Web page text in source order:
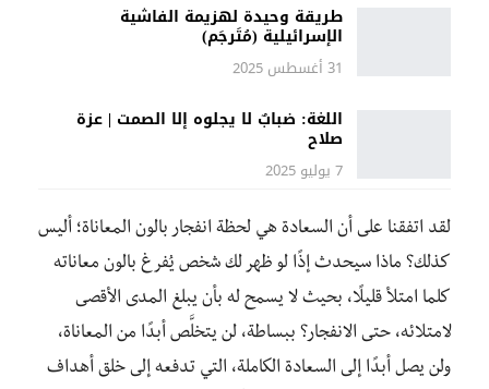
طريقة وحيدة لهزيمة الفاشية
الإسرائيلية (مُتَرجَم)
31 أغسطس 2025
اللغة: ضبابٌ لا يجلوه إلا الصمت | عزة
صلاح
7 يوليو 2025
لقد اتفقنا على أن السعادة هي لحظة انفجار بالون المعاناة؛ أليس
كذلك؟ ماذا سيحدث إذًا لو ظهر لك شخص يُفرغ بالون معاناته
كلما امتلأ قليلًا، بحيث لا يسمح له بأن يبلغ المدى الأقصى
لامتلائه، حتى الانفجار؟ ببساطة، لن يتخلَّص أبدًا من المعاناة،
ولن يصل أبدًا إلى السعادة الكاملة، التي تدفعه إلى خلق أهداف